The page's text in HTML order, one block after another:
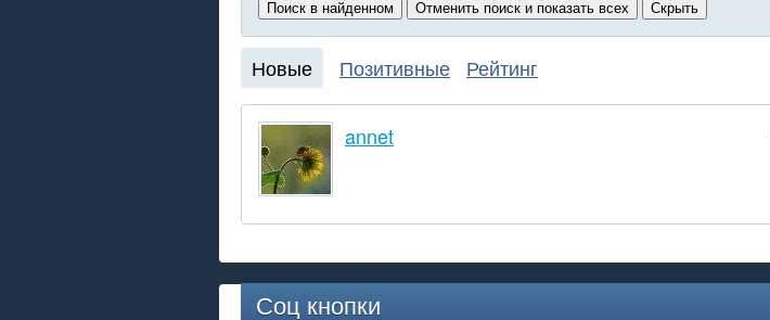
Новые Позитивные Рейтинг
annet
Соц кнопки